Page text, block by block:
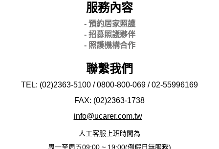
服務內容
- 預約居家照護
- 招募照護夥伴
- 照護機構合作
聯繫我們
TEL: (02)2363-5100 / 0800-800-069 / 02-55996169
FAX: (02)2363-1738
info@ucarer.com.tw
人工客服上班時間為
周一至周五09:00 ~ 19:00(例假日無服務)